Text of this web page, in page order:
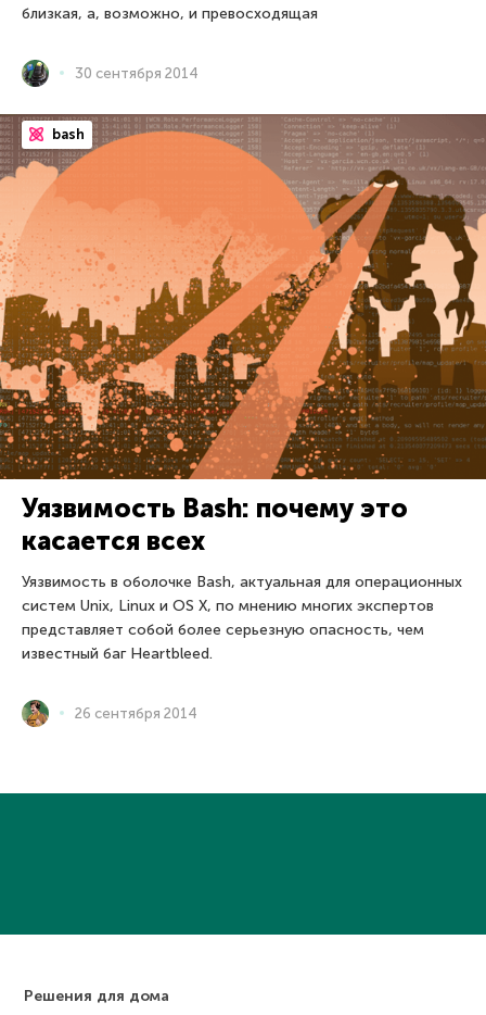
близкая, а, возможно, и превосходящая
30 сентября 2014
bash
Уязвимость Bash: почему это
касается всех
Уязвимость в оболочке Bash, актуальная для операционных
систем Unix, Linux и OS X, по мнению многих экспертов
представляет собой более серьезную опасность, чем
известный баг Heartbleed.
26 сентября 2014
Решения для дома